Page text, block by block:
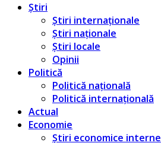
Știri
Știri internaționale
Știri naționale
Știri locale
Opinii
Politică
Politică națională
Politică internațională
Actual
Economie
Știri economice interne